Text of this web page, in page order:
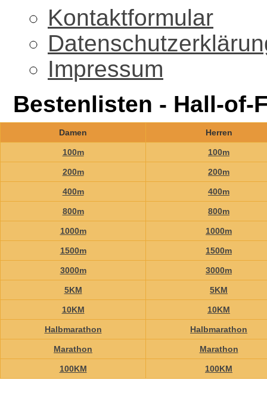
Kontaktformular
Impressum
Bestenlisten - Hall-of-
Damen Herren
100m 100m
200m 200m
400m 400m
800m 800m
1000m 1000m
1500m 1500m
3000m 3000m
5KM 5KM
10KM 10KM
Halbmarathon Halbmarathon
Marathon Marathon
100KM 100KM